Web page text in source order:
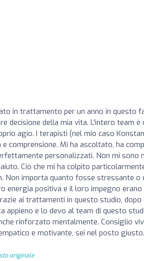
in trattamento per un anno in questo
decisione della mia vita. L'intero team
agio. I terapisti (nel mio caso
comprensione. Mi ha ascoltato, ha
personalizzati. Non mi sono
Ciò che mi ha colpito
importa quanto fosse stressante o
energia positiva e il loro impegno
ai trattamenti in questo studio,
appieno e lo devo al team di questo
rinforzato mentalmente. Consiglio
e motivante, sei nel posto
originale